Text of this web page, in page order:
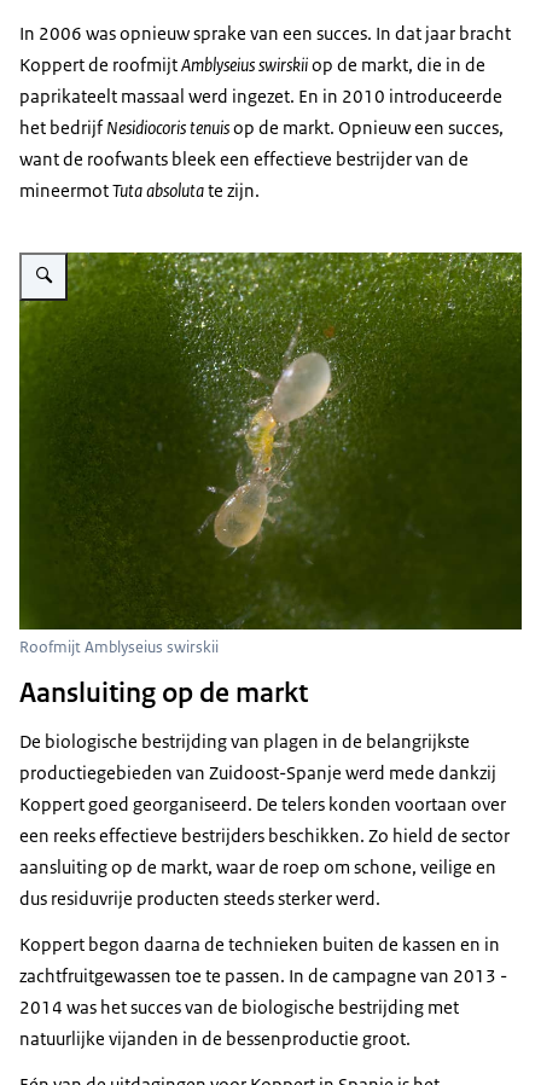
In 2006 was opnieuw sprake van een succes. In dat jaar bracht
Koppert de roofmijtAmblyseius swirskiiop de markt, die in de
paprikateelt massaal werd ingezet. En in 2010 introduceerde
het bedrijfNesidiocoris tenuisop de markt. Opnieuw een succes,
want de roofwants bleek een effectieve bestrijder van de
mineermotTuta absolutate zijn.
Vergroot afbeelding Innovatie
Roofmijt Amblyseius swirskii
Aansluiting op de markt
De biologische bestrijding van plagen in de belangrijkste
productiegebieden van Zuidoost-Spanje werd mede dankzij
Koppert goed georganiseerd. De telers konden voortaan over
een reeks effectieve bestrijders beschikken. Zo hield de sector
aansluiting op de markt, waar de roep om schone, veilige en
dus residuvrije producten steeds sterker werd.
Koppert begon daarna de technieken buiten de kassen en in
zachtfruitgewassen toe te passen. In de campagne van 2013 -
2014 was het succes van de biologische bestrijding met
natuurlijke vijanden in de bessenproductie groot.